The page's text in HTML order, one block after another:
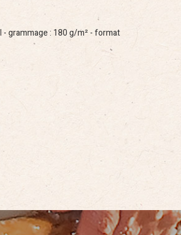
grammage : 180 g/m² - format